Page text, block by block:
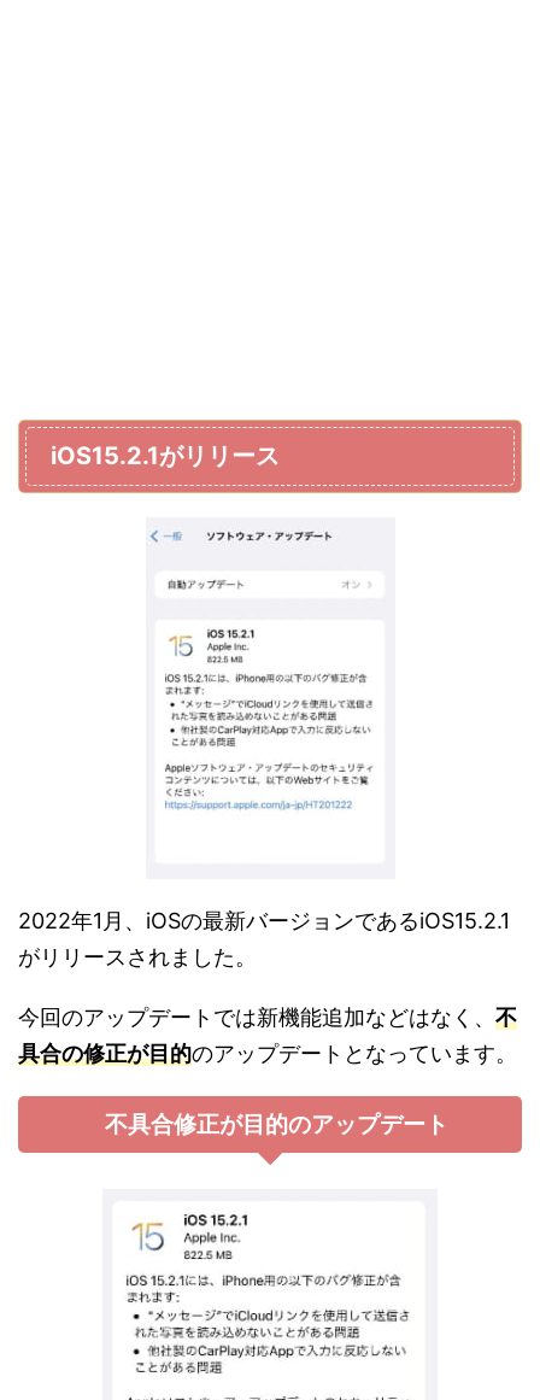
iOS15.2.1がリリース
2022年1月、iOSの最新バージョンであるiOS15.2.1
がリリースされました。
今回のアップデートでは新機能追加などはなく、 不
具合の修正が目的のアップデートとなっています。
不具合修正が目的のアップデート